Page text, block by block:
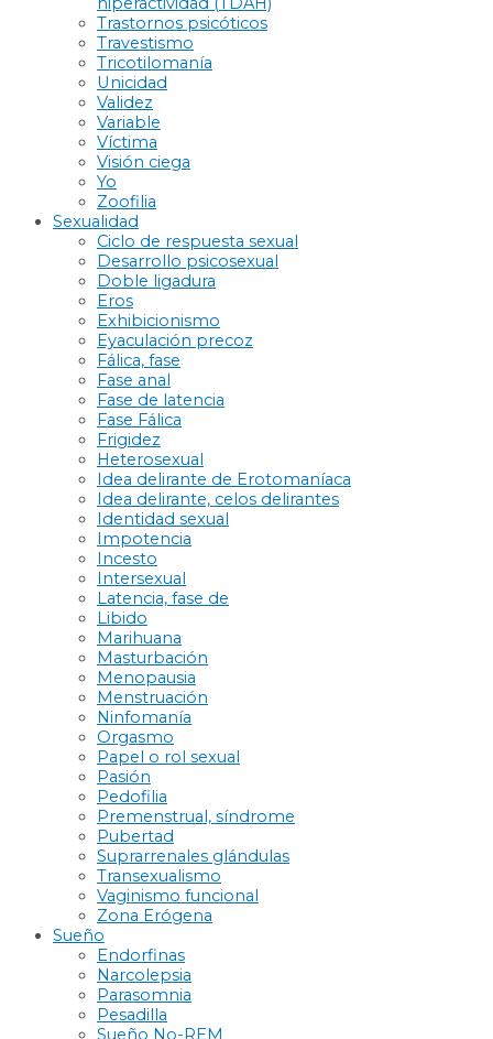
Trastornos psicóticos
Travestismo
Tricotilomanía
Unicidad
Validez
Variable
Víctima
Visión ciega
Yo
Zoofilia
Sexualidad
Ciclo de respuesta sexual
Desarrollo psicosexual
Doble ligadura
Eros
Exhibicionismo
Eyaculación precoz
Fálica, fase
Fase anal
Fase de latencia
Fase Fálica
Frigidez
Heterosexual
Idea delirante de Erotomaníaca
Idea delirante, celos delirantes
Identidad sexual
Impotencia
Incesto
Intersexual
Latencia, fase de
Libido
Marihuana
Masturbación
Menopausia
Menstruación
Ninfomanía
Orgasmo
Papel o rol sexual
Pasión
Pedofilia
Premenstrual, síndrome
Pubertad
Suprarrenales glándulas
Transexualismo
Vaginismo funcional
Zona Erógena
Sueño
Endorfinas
Narcolepsia
Parasomnia
Pesadilla
Sueño No-REM